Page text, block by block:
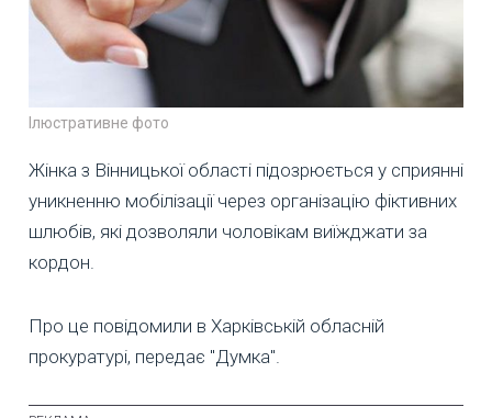
Ілюстративне фото
Жінка з Вінницької області підозрюється у сприянні
уникненню мобілізації через організацію фіктивних
шлюбів, які дозволяли чоловікам виїжджати за
кордон.
Про це повідомили в Харківській обласній
прокуратурі, передає "Думка".